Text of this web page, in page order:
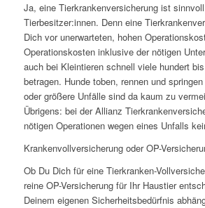
Ja, eine Tierkrankenversicherung ist
Tierbesitzer:innen. Denn eine
Dich vor unerwarteten, hohen
Operationskosten inklusive der nötigen
auch bei Kleintieren schnell viele hundert
betragen. Hunde toben, rennen und
oder größere Unfälle sind da kaum zu
Übrigens: bei der Allianz
nötigen Operationen wegen eines Unfalls
Krankenvollversicherung oder OP-
Ob Du Dich für eine Tierkranken-
reine OP-Versicherung für Ihr Haustier
Deinem eigenen Sicherheitsbedürfnis